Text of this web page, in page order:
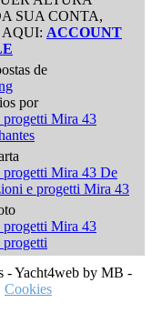
SUA CONTA,
ACCOUNT
de
por
Mira 43
Mira 43 De
e progetti Mira 43
Mira 43
-Yacht4web by MB -
Cookies